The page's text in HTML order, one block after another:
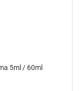
5ml / 60ml